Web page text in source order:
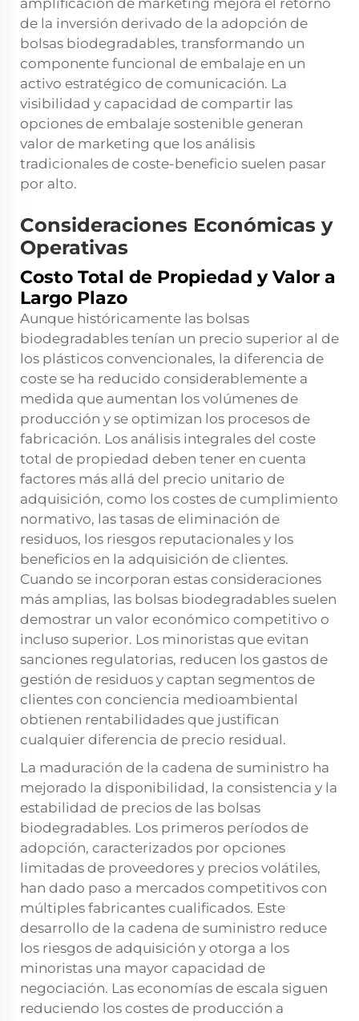
amplificación de marketing mejora el retorno
de la inversión derivado de la adopción de
bolsas biodegradables, transformando un
componente funcional de embalaje en un
activo estratégico de comunicación. La
visibilidad y capacidad de compartir las
opciones de embalaje sostenible generan
valor de marketing que los análisis
tradicionales de coste-beneficio suelen pasar
por alto.
Consideraciones Económicas y
Operativas
Costo Total de Propiedad y Valor a
Largo Plazo
Aunque históricamente las bolsas
biodegradables tenían un precio superior al de
los plásticos convencionales, la diferencia de
coste se ha reducido considerablemente a
medida que aumentan los volúmenes de
producción y se optimizan los procesos de
fabricación. Los análisis integrales del coste
total de propiedad deben tener en cuenta
factores más allá del precio unitario de
adquisición, como los costes de cumplimiento
normativo, las tasas de eliminación de
residuos, los riesgos reputacionales y los
beneficios en la adquisición de clientes.
Cuando se incorporan estas consideraciones
más amplias, las bolsas biodegradables suelen
demostrar un valor económico competitivo o
incluso superior. Los minoristas que evitan
sanciones regulatorias, reducen los gastos de
gestión de residuos y captan segmentos de
clientes con conciencia medioambiental
obtienen rentabilidades que justifican
cualquier diferencia de precio residual.
La maduración de la cadena de suministro ha
mejorado la disponibilidad, la consistencia y la
estabilidad de precios de las bolsas
biodegradables. Los primeros períodos de
adopción, caracterizados por opciones
limitadas de proveedores y precios volátiles,
han dado paso a mercados competitivos con
múltiples fabricantes cualificados. Este
desarrollo de la cadena de suministro reduce
los riesgos de adquisición y otorga a los
minoristas una mayor capacidad de
negociación. Las economías de escala siguen
reduciendo los costes de producción a